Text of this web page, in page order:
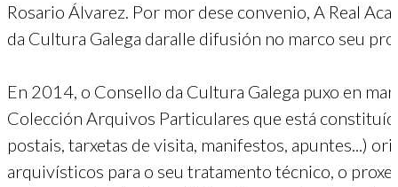
Rosario Álvarez. Por mor dese convenio, A Real
da Cultura Galega daralle difusión no marco seu
En 2014, o Consello da Cultura Galega puxo en
Colección Arquivos Particulares que está
postais, tarxetas de visita, manifestos, apuntes...)
arquivísticos para o seu tratamento técnico, o